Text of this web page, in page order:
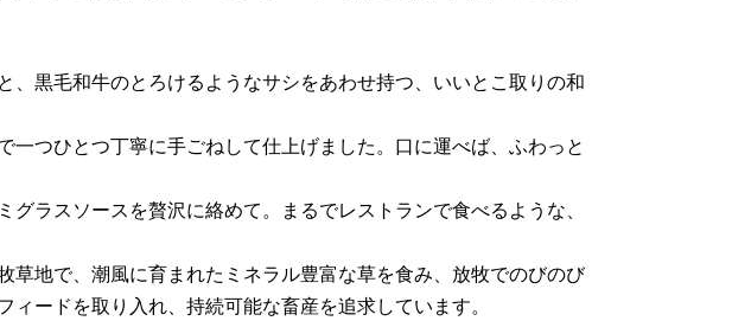
黒毛和牛のとろけるようなサシをあわせ持つ、いいとこ取りの和
つひとつ丁寧に手ごねして仕上げました。口に運べば、ふわっと
ラスソースを贅沢に絡めて。まるでレストランで食べるような、
地で、潮風に育まれたミネラル豊富な草を食み、放牧でのびのび
ードを取り入れ、持続可能な畜産を追求しています。